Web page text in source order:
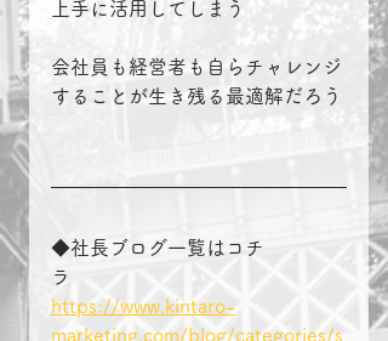
上手に活用してしまう
会社員も経営者も自らチャレンジ
することが生き残る最適解だろう
◆社長ブログ一覧はコチ
ラ
https://www.kintaro-
marketing.com/blog/categories/s